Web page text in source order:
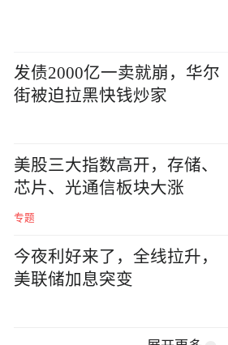
发债2000亿一卖就崩，华尔
街被迫拉黑快钱炒家
美股三大指数高开，存储、
芯片、光通信板块大涨
专题
今夜利好来了，全线拉升，
美联储加息突变